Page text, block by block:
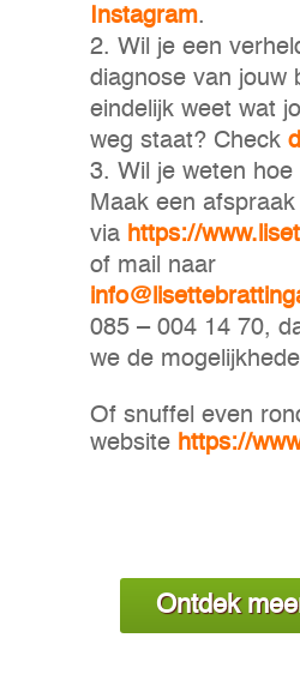
Instagram.
Wil je een
diagnose van jouw
eindelijk weet wat
weg staat? Check
Wil je weten
Maak een
via https://
of mail naar
085 – 004 14 70,
we de
Of snuffel even
website https://
Ontdek